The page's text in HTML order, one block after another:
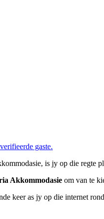
gaste.
is jy op die regte
Akkommodasie om van te
keer as jy op die internet